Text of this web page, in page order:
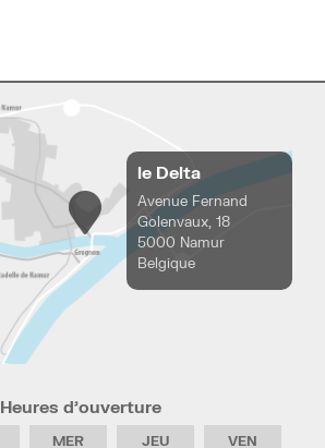
le Delta
Avenue Fernand
Golenvaux, 18
5000 Namur
Belgique
Heures d’ouverture
MER
JEU
VEN